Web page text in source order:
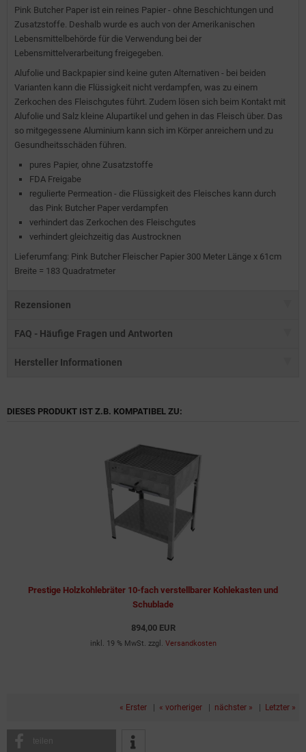
Pink Butcher Paper ist ein reines Papier - ohne Beschichtungen und
Zusatzstoffe. Deshalb wurde es auch von der Amerikanischen
Lebensmittelbehörde für die Verwendung bei der
Lebensmittelverarbeitung freigegeben.
Alufolie und Backpapier sind keine guten Alternativen - bei beiden
Varianten kann die Flüssigkeit nicht verdampfen, was zu einem
Zerkochen des Fleischgutes führt. Zudem lösen sich beim Kontakt mit
Alufolie und Salz kleine Alupartikel und gehen in das Fleisch über. Das
so mitgegessene Aluminium kann sich im Körper anreichern und zu
Gesundheitsschäden führen.
pures Papier, ohne Zusatzstoffe
FDA Freigabe
regulierte Permeation - die Flüssigkeit des Fleisches kann durch
das Pink Butcher Paper verdampfen
verhindert das Zerkochen des Fleischgutes
verhindert gleichzeitig das Austrocknen
Lieferumfang: Pink Butcher Fleischer Papier 300 Meter Länge x 61cm
Breite = 183 Quadratmeter
Rezensionen
FAQ - Häufige Fragen und Antworten
Hersteller Informationen
DIESES PRODUKT IST Z.B. KOMPATIBEL ZU:
Prestige Holzkohlebräter 10-fach verstellbarer Kohlekasten und
Schublade
894,00 EUR
inkl. 19 % MwSt. zzgl. Versandkosten
« Erster | « vorheriger | nächster » | Letzter »
teilen